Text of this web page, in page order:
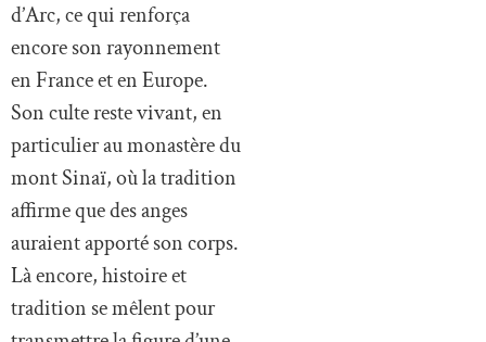
d’Arc, ce qui renforça
encore son rayonnement
en France et en Europe.
Son culte reste vivant, en
particulier au monastère du
mont Sinaï, où la tradition
affirme que des anges
auraient apporté son corps.
Là encore, histoire et
tradition se mêlent pour